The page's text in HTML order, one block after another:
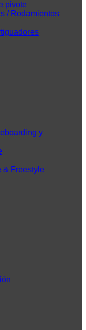
pivote
/ Rodamientos
y
& Freestyle